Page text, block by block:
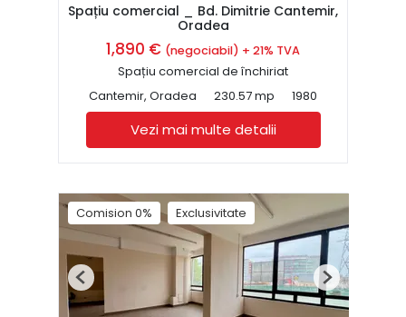
Spațiu comercial _ Bd. Dimitrie Cantemir,
Oradea
1,890 € (negociabil) + 21% TVA
Spațiu comercial de închiriat
Cantemir, Oradea
230.57 mp 1980
Vezi mai multe detalii
Comision 0% Exclusivitate
Previous Next